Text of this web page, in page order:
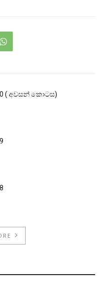
( අවසන් කොටස)